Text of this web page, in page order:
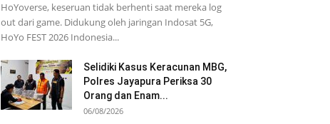
HoYoverse, keseruan tidak berhenti saat mereka log
out dari game. Didukung oleh jaringan Indosat 5G,
HoYo FEST 2026 Indonesia...
Selidiki Kasus Keracunan MBG,
Polres Jayapura Periksa 30
Orang dan Enam...
06/08/2026